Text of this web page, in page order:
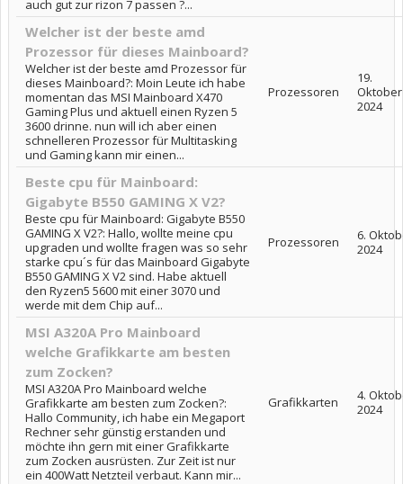
auch gut zur rizon 7 passen ?...
Welcher ist der beste amd
Prozessor für dieses Mainboard?
Welcher ist der beste amd Prozessor für
dieses Mainboard?: Moin Leute ich habe
momentan das MSI Mainboard X470
Gaming Plus und aktuell einen Ryzen 5
3600 drinne. nun will ich aber einen
schnelleren Prozessor für Multitasking
und Gaming kann mir einen...
Prozessoren
19.
Oktober
2024
Beste cpu für Mainboard:
Gigabyte B550 GAMING X V2?
Beste cpu für Mainboard: Gigabyte B550
GAMING X V2?: Hallo, wollte meine cpu
upgraden und wollte fragen was so sehr
starke cpu´s für das Mainboard Gigabyte
B550 GAMING X V2 sind. Habe aktuell
den Ryzen5 5600 mit einer 3070 und
werde mit dem Chip auf...
Prozessoren
6.
2024
MSI A320A Pro Mainboard
welche Grafikkarte am besten
zum Zocken?
MSI A320A Pro Mainboard welche
Grafikkarte am besten zum Zocken?:
Hallo Community, ich habe ein Megaport
Rechner sehr günstig erstanden und
möchte ihn gern mit einer Grafikkarte
zum Zocken ausrüsten. Zur Zeit ist nur
ein 400Watt Netzteil verbaut. Kann mir...
Grafikkarten
4.
2024